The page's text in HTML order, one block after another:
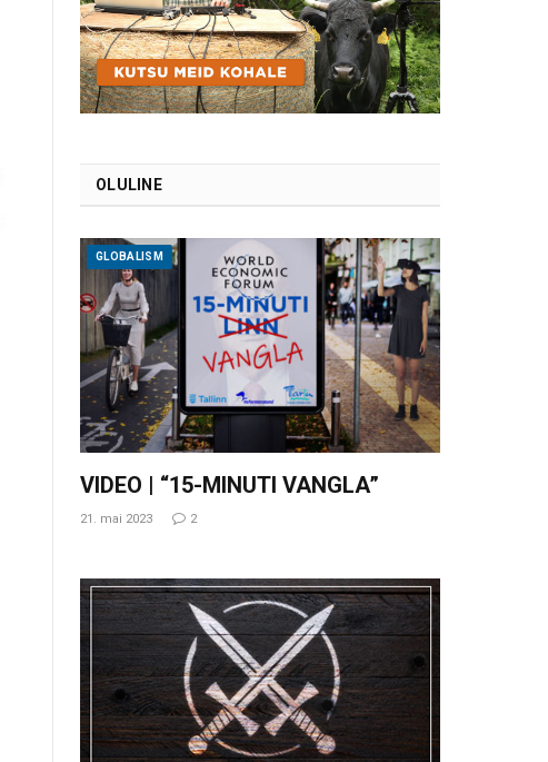
OLULINE
GLOBALISM
VIDEO | “15-MINUTI VANGLA”
21. mai 2023 2